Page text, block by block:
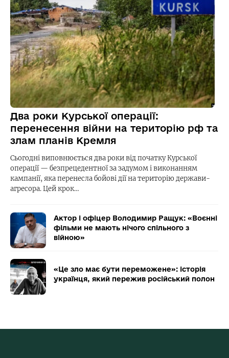
Два роки Курської операції:
перенесення війни на територію рф та
злам планів Кремля
Сьогодні виповнюється два роки від початку Курської
операції — безпрецедентної за задумом і виконанням
кампанії, яка перенесла бойові дії на територію держави-
агресора. Цей крок…
Актор і офіцер Володимир Ращук: «Воєнні
фільми не мають нічого спільного з
війною»
«Це зло має бути переможене»: історія
українця, який пережив російський полон